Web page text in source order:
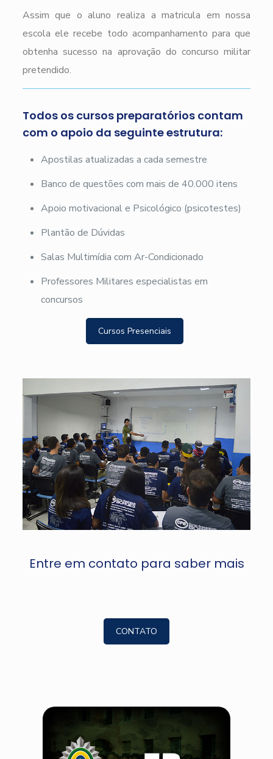
Assim que o aluno realiza a matricula em nossa
escola ele recebe todo acompanhamento para que
obtenha sucesso na aprovação do concurso militar
pretendido.
Todos os cursos preparatórios contam
com o apoio da seguinte estrutura:
Apostilas atualizadas a cada semestre
Banco de questões com mais de 40.000 itens
Apoio motivacional e Psicológico (psicotestes)
Plantão de Dúvidas
Salas Multimídia com Ar-Condicionado
Professores Militares especialistas em
concursos
Cursos Presenciais
Entre em contato para saber mais
CONTATO